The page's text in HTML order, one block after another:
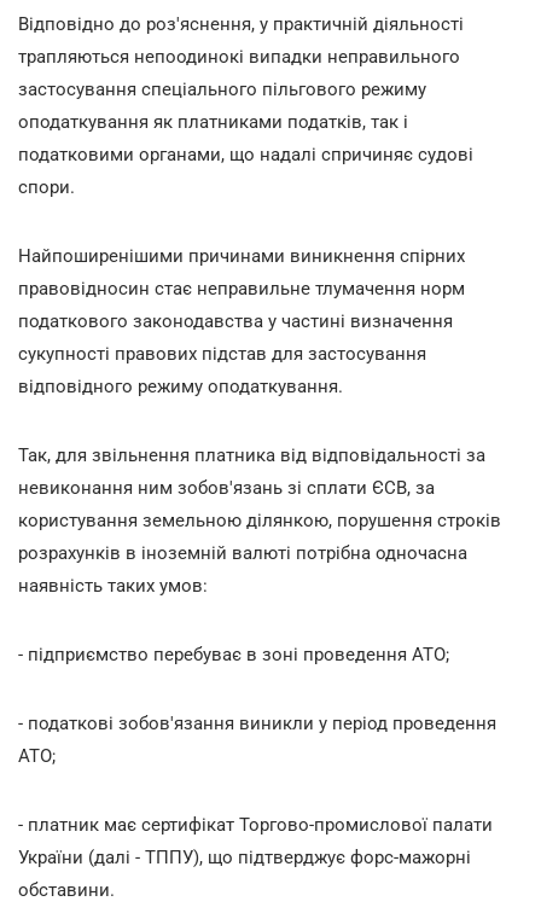
Відповідно до роз'яснення, у практичній діяльності
трапляються непоодинокі випадки неправильного
застосування спеціального пільгового режиму
оподаткування як платниками податків, так і
податковими органами, що надалі спричиняє судові
спори.
Найпоширенішими причинами виникнення спірних
правовідносин стає неправильне тлумачення норм
податкового законодавства у частині визначення
сукупності правових підстав для застосування
відповідного режиму оподаткування.
Так, для звільнення платника від відповідальності за
невиконання ним зобов'язань зі сплати ЄСВ, за
користування земельною ділянкою, порушення строків
розрахунків в іноземній валюті потрібна одночасна
наявність таких умов:
- підприємство перебуває в зоні проведення АТО;
- податкові зобов'язання виникли у період проведення
АТО;
- платник має сертифікат Торгово-промислової палати
України (далі - ТППУ), що підтверджує форс-мажорні
обставини.